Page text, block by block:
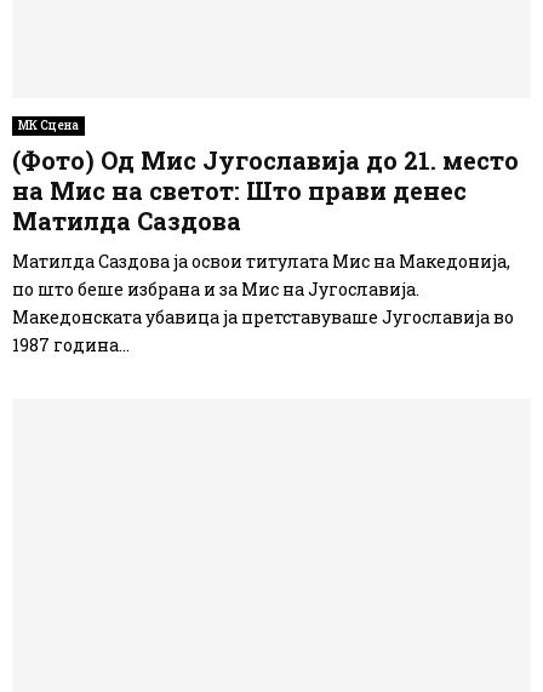
МК Сцена
(Фото) Од Мис Југославија до 21. место
на Мис на светот: Што прави денес
Матилда Саздова
Матилда Саздова ја освои титулата Мис на Македонија,
по што беше избрана и за Мис на Југославија.
Македонската убавица ја претставуваше Југославија во
1987 година...